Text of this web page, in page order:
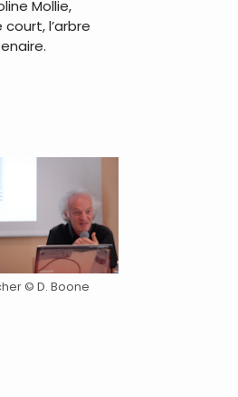
Mollie,
l’arbre
© D. Boone